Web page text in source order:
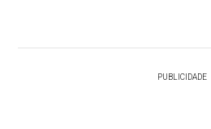
PUBLICIDADE